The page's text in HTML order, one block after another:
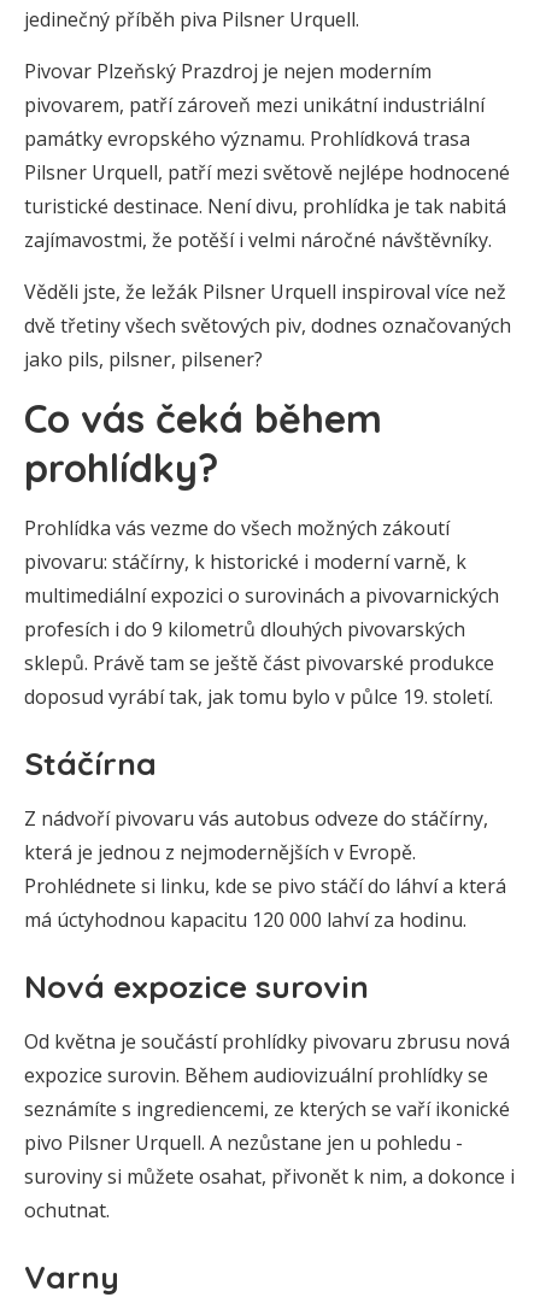
jedinečný příběh piva Pilsner Urquell.
Pivovar Plzeňský Prazdroj je nejen moderním
pivovarem, patří zároveň mezi unikátní industriální
památky evropského významu. Prohlídková trasa
Pilsner Urquell, patří mezi světově nejlépe hodnocené
turistické destinace. Není divu, prohlídka je tak nabitá
zajímavostmi, že potěší i velmi náročné návštěvníky.
Věděli jste, že ležák Pilsner Urquell inspiroval více než
dvě třetiny všech světových piv, dodnes označovaných
jako pils, pilsner, pilsener?
Co vás čeká během
prohlídky?
Prohlídka vás vezme do všech možných zákoutí
pivovaru: stáčírny, k historické i moderní varně, k
multimediální expozici o surovinách a pivovarnických
profesích i do 9 kilometrů dlouhých pivovarských
sklepů. Právě tam se ještě část pivovarské produkce
doposud vyrábí tak, jak tomu bylo v půlce 19. století.
Stáčírna
Z nádvoří pivovaru vás autobus odveze do stáčírny,
která je jednou z nejmodernějších v Evropě.
Prohlédnete si linku, kde se pivo stáčí do láhví a která
má úctyhodnou kapacitu 120 000 lahví za hodinu.
Nová expozice surovin
Od května je součástí prohlídky pivovaru zbrusu nová
expozice surovin. Během audiovizuální prohlídky se
seznámíte s ingrediencemi, ze kterých se vaří ikonické
pivo Pilsner Urquell. A nezůstane jen u pohledu -
suroviny si můžete osahat, přivonět k nim, a dokonce i
ochutnat.
Varny